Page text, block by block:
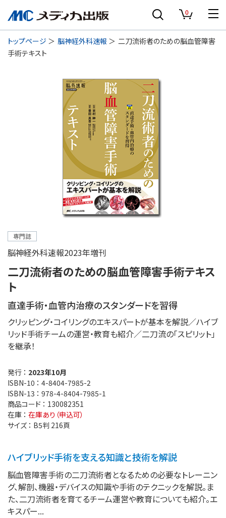
0
トップページ 脳神経外科速報
二刀流術者のための脳血管障害
手術テキスト
専門誌
脳神経外科速報2023年増刊
二刀流術者のための脳血管障害手術テキス
ト
直達手術・血管内治療のスタンダードを習得
クリッピング・コイリングのエキスパートが基本を解説／ハイブ
リッド手術チームの運営・教育も紹介／二刀流の「スピリット」
を継承！
発行 ： 2023年10月
ISBN-10 ： 4-8404-7985-2
ISBN-13 ： 978-4-8404-7985-1
商品コード ： 130082351
在庫 ： 在庫あり（申込可）
サイズ ： B5判 216頁
ハイブリッド手術を支える知識と技術を解説
脳血管障害手術の二刀流術者となるための必要なトレーニン
グ、解剖、機器・デバイスの知識や手術のテクニックを解説。ま
た、二刀流術者を育てるチーム運営や教育についても紹介。エ
キスパー